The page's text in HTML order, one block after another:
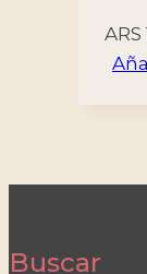
ARS
Buscar